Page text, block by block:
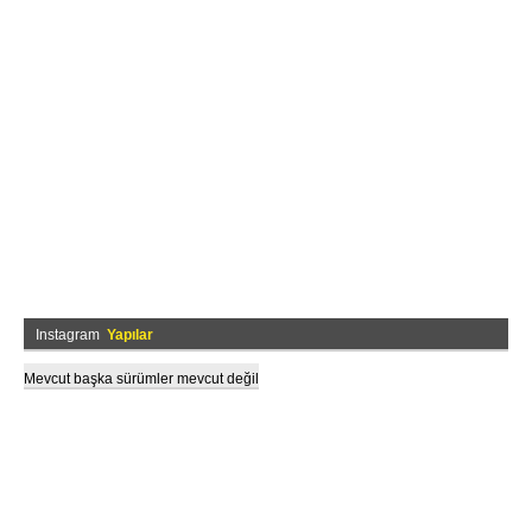
Instagram Yapılar
Mevcut başka sürümler mevcut değil